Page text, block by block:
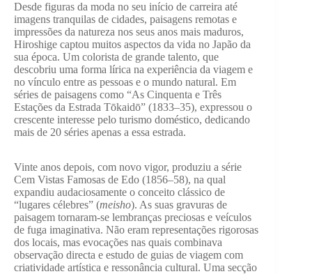
Desde figuras da moda no seu início de carreira até
imagens tranquilas de cidades, paisagens remotas e
impressões da natureza nos seus anos mais maduros,
Hiroshige captou muitos aspectos da vida no Japão da
sua época. Um colorista de grande talento, que
descobriu uma forma lírica na experiência da viagem e
no vínculo entre as pessoas e o mundo natural. Em
séries de paisagens como “As Cinquenta e Três
Estações da Estrada Tōkaidō” (1833–35), expressou o
crescente interesse pelo turismo doméstico, dedicando
mais de 20 séries apenas a essa estrada.
Vinte anos depois, com novo vigor, produziu a série
Cem Vistas Famosas de Edo (1856–58), na qual
expandiu audaciosamente o conceito clássico de
“lugares célebres” (meisho). As suas gravuras de
paisagem tornaram-se lembranças preciosas e veículos
de fuga imaginativa. Não eram representações rigorosas
dos locais, mas evocações nas quais combinava
observação directa e estudo de guias de viagem com
criatividade artística e ressonância cultural. Uma secção